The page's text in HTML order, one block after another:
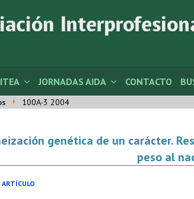
JORNADAS AIDA CONTACTO
100A-3 2004
genética de un carácter.
peso al
ARTÍCULO